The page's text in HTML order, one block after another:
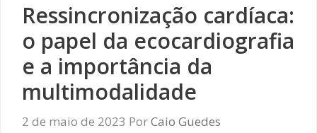
Ressincronização cardíaca:
o papel da ecocardiografia
e a importância da
multimodalidade
2 de maio de 2023 PorCaio Guedes